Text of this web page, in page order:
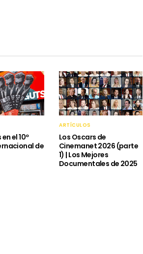
el 10º
de
ARTÍCULOS
Los Oscars de
Cinemanet 2026 (parte
1) | Los Mejores
Documentales de 2025